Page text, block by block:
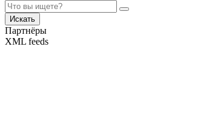
Искать
Партнёры
XML feeds